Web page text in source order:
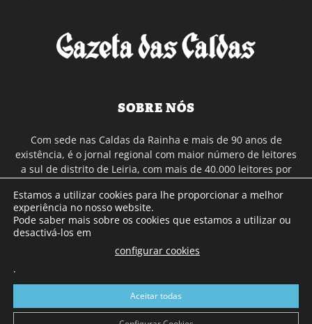
SOBRE NÓS
Com sede nas Caldas da Rainha e mais de 90 anos de
existência, é o jornal regional com maior número de leitores
a sul de distrito de Leiria, com mais de 40.000 leitores por
Continental e assinatura online.
SIGA-NOS
Estamos a utilizar cookies para lhe proporcionar a melhor
experiência no nosso website.
Pode saber mais sobre os cookies que estamos a utilizar ou
desactivá-los em
configurar cookies
.
Aceitar todas